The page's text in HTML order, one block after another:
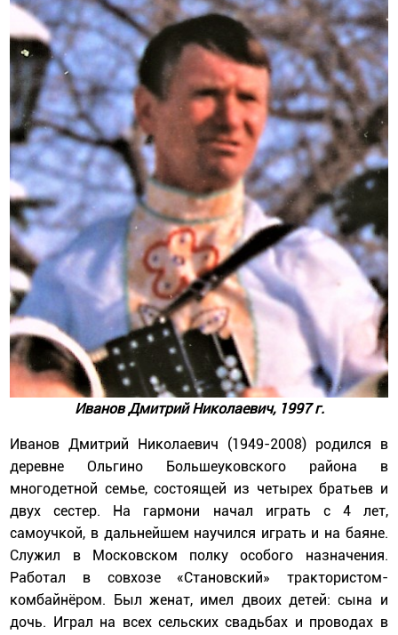
Иванов Дмитрий Николаевич, 1997 г.
Иванов Дмитрий Николаевич (1949-2008) родился в
деревне Ольгино Большеуковского района в
многодетной семье, состоящей из четырех братьев и
двух сестер. На гармони начал играть с 4 лет,
самоучкой, в дальнейшем научился играть и на баяне.
Служил в Московском полку особого назначения.
Работал в совхозе «Становский» трактористом-
комбайнёром. Был женат, имел двоих детей: сына и
дочь. Играл на всех сельских свадьбах и проводах в